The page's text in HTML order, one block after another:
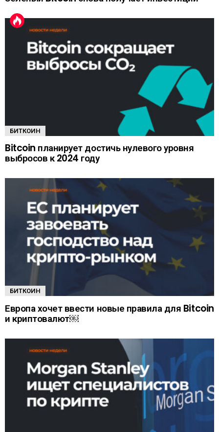
БИТКОИН
Bitcoin планирует достичь нулевого уровня
выбросов к 2024 году
БИТКОИН
Европа хочет ввести новые правила для Bitcoin
и криптовалют￼